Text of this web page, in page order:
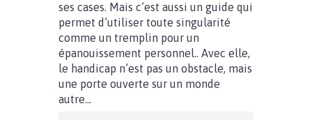
ses cases. Mais c’est aussi un guide qui
permet d’utiliser toute singularité
comme un tremplin pour un
épanouissement personnel.. Avec elle,
le handicap n’est pas un obstacle, mais
une porte ouverte sur un monde
autre…